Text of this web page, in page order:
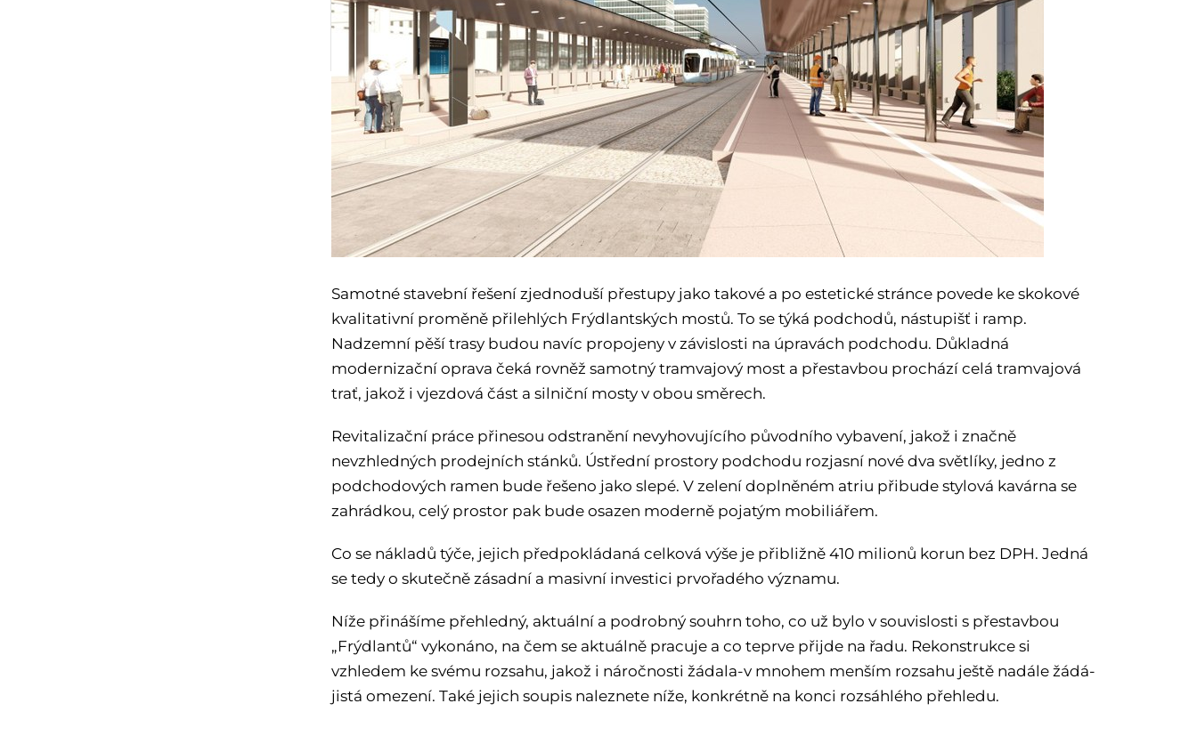
Samotné stavební řešení zjednoduší přestupy jako takové a po estetické stránce povede ke skokové
kvalitativní proměně přilehlých Frýdlantských mostů. To se týká podchodů, nástupišť i ramp.
Nadzemní pěší trasy budou navíc propojeny v závislosti na úpravách podchodu. Důkladná
modernizační oprava čeká rovněž samotný tramvajový most a přestavbou prochází celá tramvajová
trať, jakož i vjezdová část a silniční mosty v obou směrech.
Revitalizační práce přinesou odstranění nevyhovujícího původního vybavení, jakož i značně
nevzhledných prodejních stánků. Ústřední prostory podchodu rozjasní nové dva světlíky, jedno z
podchodových ramen bude řešeno jako slepé. V zelení doplněném atriu přibude stylová kavárna se
zahrádkou, celý prostor pak bude osazen moderně pojatým mobiliářem.
Co se nákladů týče, jejich předpokládaná celková výše je přibližně 410 milionů korun bez DPH. Jedná
se tedy o skutečně zásadní a masivní investici prvořadého významu.
Níže přinášíme přehledný, aktuální a podrobný souhrn toho, co už bylo v souvislosti s přestavbou
„Frýdlantů“ vykonáno, na čem se aktuálně pracuje a co teprve přijde na řadu. Rekonstrukce si
vzhledem ke svému rozsahu, jakož i náročnosti žádala-v mnohem menším rozsahu ještě nadále žádá-
jistá omezení. Také jejich soupis naleznete níže, konkrétně na konci rozsáhlého přehledu.